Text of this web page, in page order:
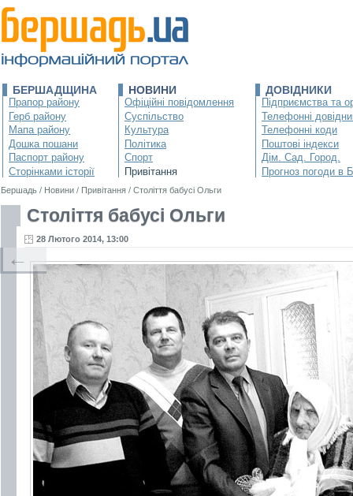
БЕРШАДЩИНА
Прапор району
Герб району
Мапа району
Дошка пошани
Паспорт району
Сторінками історії
НОВИНИ
Офіційні повідомлення
Суспільство
Культура
Політика
Спорт
Привітання
ДОВІДНИКИ
Підприємства та
Телефонні
Телефонні коди
Поштові індекси
Дім. Сад. Город.
Прогноз погоди в
Бершадь / Новини / Привітання / Століття бабусі Ольги
Століття бабусі Ольги
28 Лютого 2014, 13:00
←